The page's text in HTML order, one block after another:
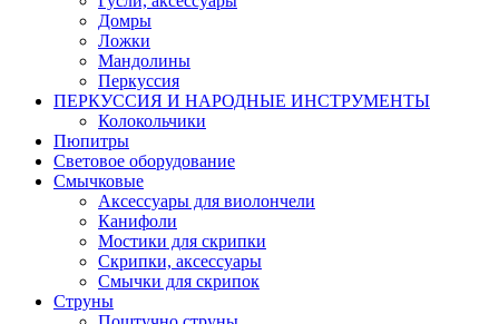
Домры
Ложки
Мандолины
Перкуссия
ПЕРКУССИЯ И НАРОДНЫЕ ИНСТРУМЕНТЫ
Колокольчики
Пюпитры
Световое оборудование
Смычковые
Аксессуары для виолончели
Канифоли
Мостики для скрипки
Скрипки, аксессуары
Смычки для скрипок
Струны